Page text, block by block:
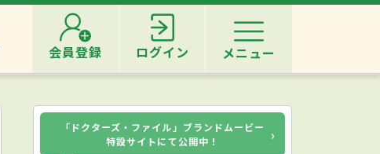
会員登録 ログイン メニュー
「ドクターズ・ファイル」ブランドムービー
特設サイトにて公開中！
›